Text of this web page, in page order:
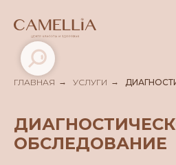
ГЛАВНАЯ → УСЛУГИ →
ОБСЛЕДОВАНИЕ